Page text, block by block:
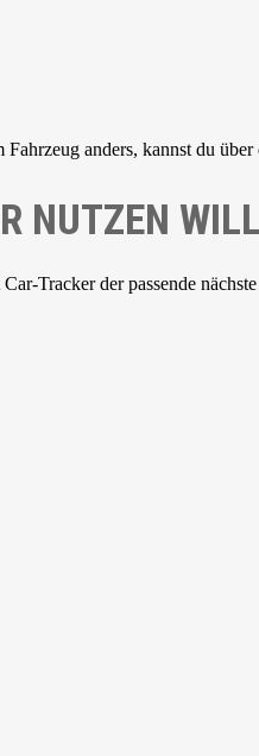
anders, kannst du
NUTZEN
Tracker der passende